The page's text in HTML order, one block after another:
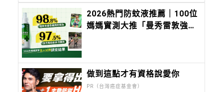
2026熱門防蚊液推薦｜100位
媽媽實測大推「曼秀雷敦強效
心！
做到這點才有資格說愛你
PR（台灣癌症基金會）